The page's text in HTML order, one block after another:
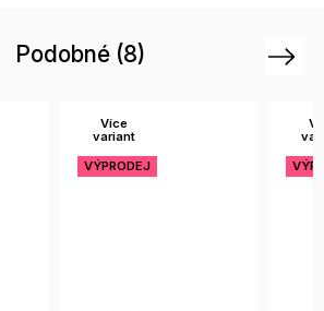
Podobné (8)
Více
variant
VÝPRODEJ
Next